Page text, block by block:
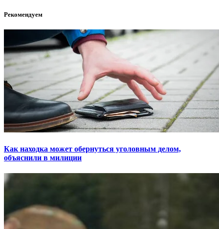
Рекомендуем
Как находка может обернуться уголовным делом,
объяснили в милиции